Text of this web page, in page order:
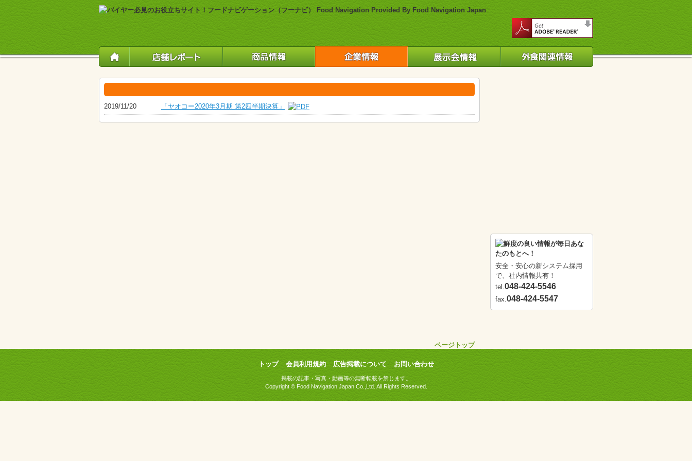
2019/11/20 「ヤオコー2020年3月期 第2四半期決算」
安全・安心の新システム採用
で、社内情報共有！
tel.048-424-5546
fax.048-424-5547
ページトップ
トップ 会員利用規約 広告掲載について お問い合わせ
掲載の記事・写真・動画等の無断転載を禁じます。
Copyright © Food Navigation Japan Co.,Ltd. All Rights Reserved.